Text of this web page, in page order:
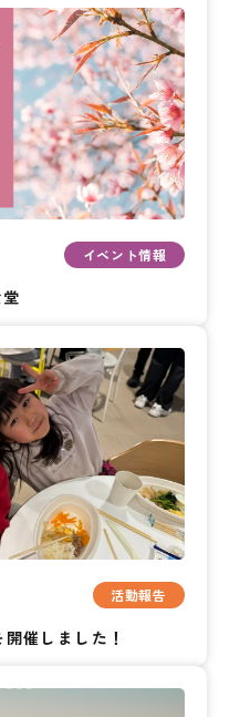
イベント情報
活動報告
催しました！